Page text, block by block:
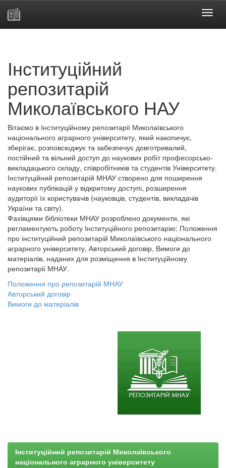
Інституційний
репозитарій
Миколаївського НАУ
Вітаємо в Інституційному репозитарії Миколаївського
національного аграрного університету, який накопичує,
зберігає, розповсюджує та забезпечує довготривалий,
постійний та вільний доступ до наукових робіт професорсько-
викладацького складу, співробітників та студентів Університету.
Інституційний репозитарій МНАУ створено для поширення
наукових публікацій у відкритому доступі, розширення
аудиторії їх користувачів (науковців, студентів, викладачів
України та світу).
Фахівцями бібліотеки МНАУ розроблено документи, які
регламентують роботу Інституційного репозитарію: Положення
про інституційний репозитарій Миколаївського національного
аграрного університету, Авторський договір, Вимоги до
матеріалів, наданих для розміщення в Інституційному
репозитарії МНАУ.
Положення про репозитарій МНАУ
Авторський договір
Вимоги до матеріалів
Інституційний репозитарій Миколаївського
національного аграрного університету